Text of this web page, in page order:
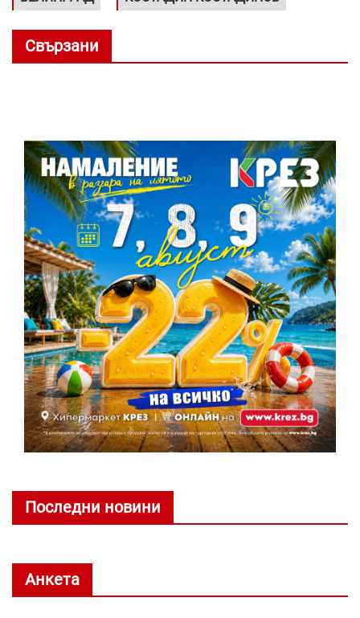
Свързани
Последни новини
Анкета